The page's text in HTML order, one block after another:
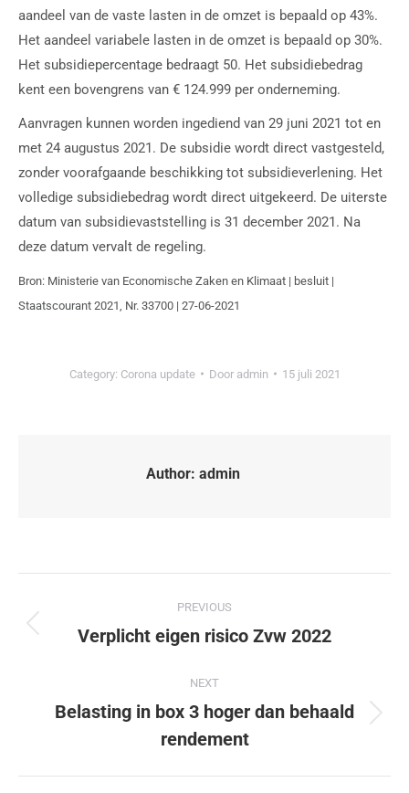
aandeel van de vaste lasten in de omzet is bepaald op 43%.
Het aandeel variabele lasten in de omzet is bepaald op 30%.
Het subsidiepercentage bedraagt 50. Het subsidiebedrag
kent een bovengrens van € 124.999 per onderneming.
Aanvragen kunnen worden ingediend van 29 juni 2021 tot en
met 24 augustus 2021. De subsidie wordt direct vastgesteld,
zonder voorafgaande beschikking tot subsidieverlening. Het
volledige subsidiebedrag wordt direct uitgekeerd. De uiterste
datum van subsidievaststelling is 31 december 2021. Na
deze datum vervalt de regeling.
Bron: Ministerie van Economische Zaken en Klimaat | besluit |
Staatscourant 2021, Nr. 33700 | 27-06-2021
Category: Corona update Door admin 15 juli 2021
Author: admin
PREVIOUS
Verplicht eigen risico Zvw 2022
NEXT
Belasting in box 3 hoger dan behaald
rendement